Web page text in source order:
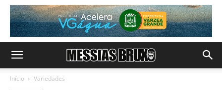
Início Variedades